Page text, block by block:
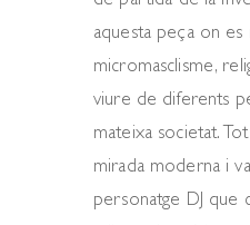
aquesta peça on es
micromasclisme,
viure de diferents
mateixa societat.
mirada moderna i
personatge DJ que